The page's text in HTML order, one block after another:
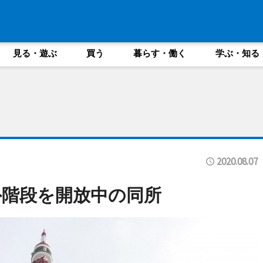
見る・遊ぶ 買う 暮らす・働く 学ぶ・知る
2020.08.07
段を開放中の同所